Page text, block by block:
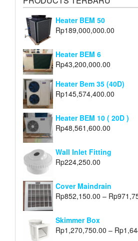
Heater BEM 50
Rp189,000,000.00
Heater BEM 6
Rp43,200,000.00
Heater Bem 35 (40D)
Rp145,574,400.00
Heater BEM 10 ( 20D )
Rp48,561,600.00
Wall Inlet Fitting
Rp224,250.00
Cover Maindrain
Rp852,150.00 – Rp
Skimmer Box
Rp1,270,750.00 – Rp